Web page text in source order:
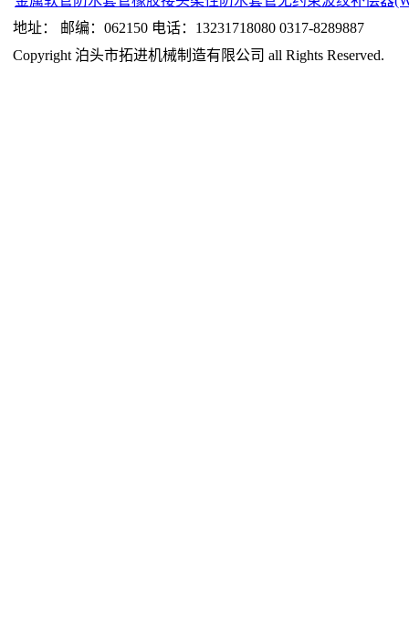
地址： 邮编：062150 电话：13231718080 0317-8289887
Copyright 泊头市拓进机械制造有限公司 all Rights Reserved.